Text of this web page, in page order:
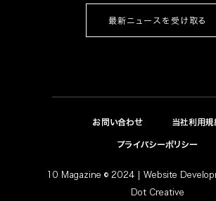
最新ニュースを受け取る
お問い合わせ 当社利用規
プライバシーポリシー
10 Magazine © 2024 | Website
Dot Creative